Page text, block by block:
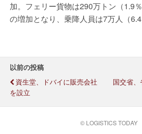
加。フェリー貨物は290万トン（1.9
の増加となり、乗降人員は7万人（6.4
以前の投稿
資生堂、ドバイに販売会社
を設立
国交省
© LOGISTICS TODAY